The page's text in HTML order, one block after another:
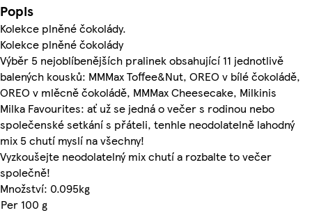
Popis
Kolekce plněné čokolády.
Kolekce plněné čokolády
Výběr 5 nejoblíbenějších pralinek obsahující 11 jednotlivě
balených kousků: MMMax Toffee&Nut, OREO v bílé čokoládě,
OREO v mlěcně čokoládě, MMMax Cheesecake, Milkinis
Milka Favourites: ať už se jedná o večer s rodinou nebo
společenské setkání s přáteli, tenhle neodolatelně lahodný
mix 5 chutí myslí na všechny!
Vyzkoušejte neodolatelný mix chutí a rozbalte to večer
společně!
Množství: 0.095kg
Per 100 g